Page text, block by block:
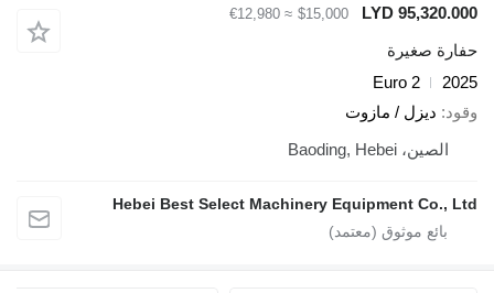
LYD
$15,000
≈ €12,980
صغيرة
Euro 2
ديزل / مازوت
الصين، Baoding, Hebei
Hebei Best Select Machinery Equipment